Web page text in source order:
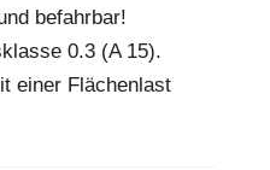
befahrbar!
0.3 (A 15).
einer Flächenlast